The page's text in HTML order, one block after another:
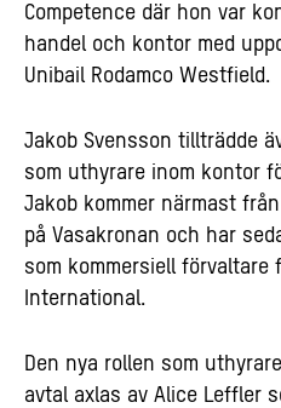
Competence där hon var
handel och kontor med
Unibail Rodamco Westfield.
Jakob Svensson tillträdde
som uthyrare inom kontor
Jakob kommer närmast
på Vasakronan och har
som kommersiell förvaltare
International.
Den nya rollen som
avtal axlas av Alice Leffler